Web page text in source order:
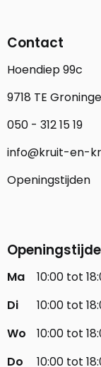
Contact
Hoendiep 99c
9718 TE
050 - 312 15 19
info@kruit-en-
Openingstijden
Ma
10:00 tot
Di
10:00 tot
Wo
10:00 tot
Do
10:00 tot